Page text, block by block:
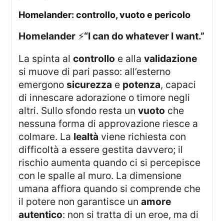
homelander: controllo, vuoto e pericolo
Homelander ⚡“I can do whatever I want.”
La spinta alcontrollo e allavalidazione
si muove di pari passo: all’esterno
emergonosicurezza e potenza, capaci
di innescare adorazione o timore negli
altri. Sullo sfondo resta unvuoto che
nessuna forma di approvazione riesce a
colmare. La lealtà viene richiesta con
difficoltà a essere gestita davvero; il
rischio aumenta quando ci si percepisce
con le spalle al muro. La dimensione
umana affiora quando si comprende che
il potere non garantisce unamore
autentico: non si tratta di un eroe, ma di